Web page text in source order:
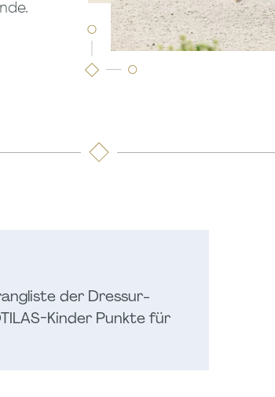
der Dressur-
Kinder Punkte für